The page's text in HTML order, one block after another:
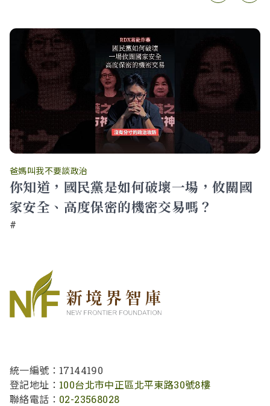
爸媽叫我不要談政治
你知道，國民黨是如何破壞一場，攸關國
家安全、高度保密的機密交易嗎？
#
統一編號：17144190
登記地址： 100台北市中正區北平東路30號8樓
聯絡電話： 02-23568028